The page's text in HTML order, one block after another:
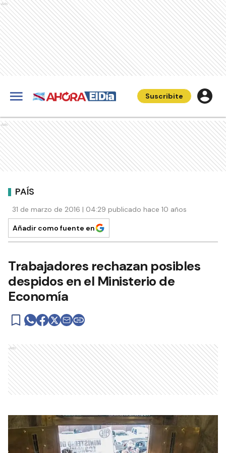
Ads
Suscribite
Ads
PAÍS
31 de marzo de 2016 | 04:29 publicado hace 10 años
Añadir como fuente en
Trabajadores rechazan posibles
despidos en el Ministerio de
Economía
Ads